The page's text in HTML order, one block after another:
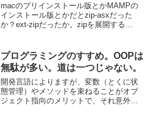
macのプリインストール版とかMAMPの
インストール版とかだとzip-asxだった
か？ext-zipだったか。zipを展開する
ンストール。このモジュ...
プログラミングのすすめ。OOPは
無駄が多い。道は一つじゃない。
開発言語によりますが、変数（とくに状
態管理）やメソッドを束ねることがオブ
ジェクト指向のメリットで、それ意外の